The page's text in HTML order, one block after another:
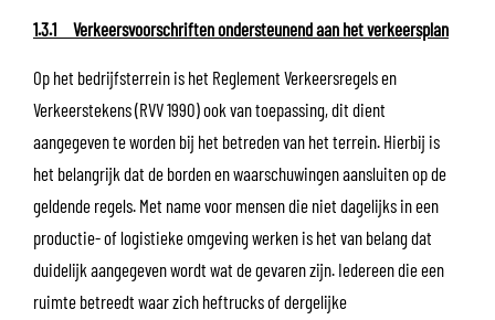
1.3.1 Verkeersvoorschriften ondersteunend aan het verkeersplan
Op het bedrijfsterrein is het Reglement Verkeersregels en
Verkeerstekens (RVV 1990) ook van toepassing, dit dient
aangegeven te worden bij het betreden van het terrein. Hierbij is
het belangrijk dat de borden en waarschuwingen aansluiten op de
geldende regels. Met name voor mensen die niet dagelijks in een
productie- of logistieke omgeving werken is het van belang dat
duidelijk aangegeven wordt wat de gevaren zijn. Iedereen die een
ruimte betreedt waar zich heftrucks of dergelijke